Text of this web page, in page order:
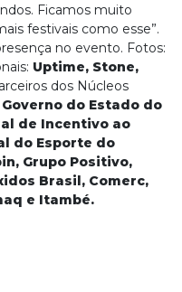
Ficamos muito
festivais como esse”.
no evento. Fotos:
Uptime, Stone,
dos Núcleos
Governo do Estado do
de Incentivo ao
do Esporte do
Grupo Positivo,
Brasil, Comerc,
e Itambé.